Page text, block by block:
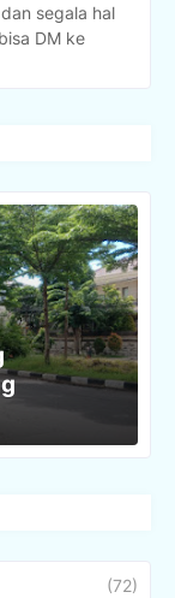
segala hal
DM ke
(72)